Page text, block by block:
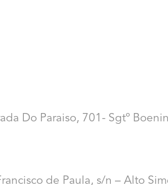
Do Paraiso, 701- Sgtº
de Paula, s/n – Alto